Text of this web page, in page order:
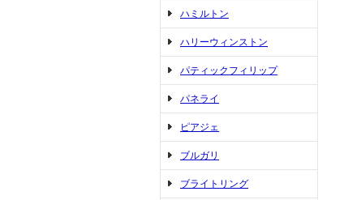
ハミルトン
ハリーウィンストン
パティックフィリップ
パネライ
ピアジェ
ブルガリ
ブライトリング